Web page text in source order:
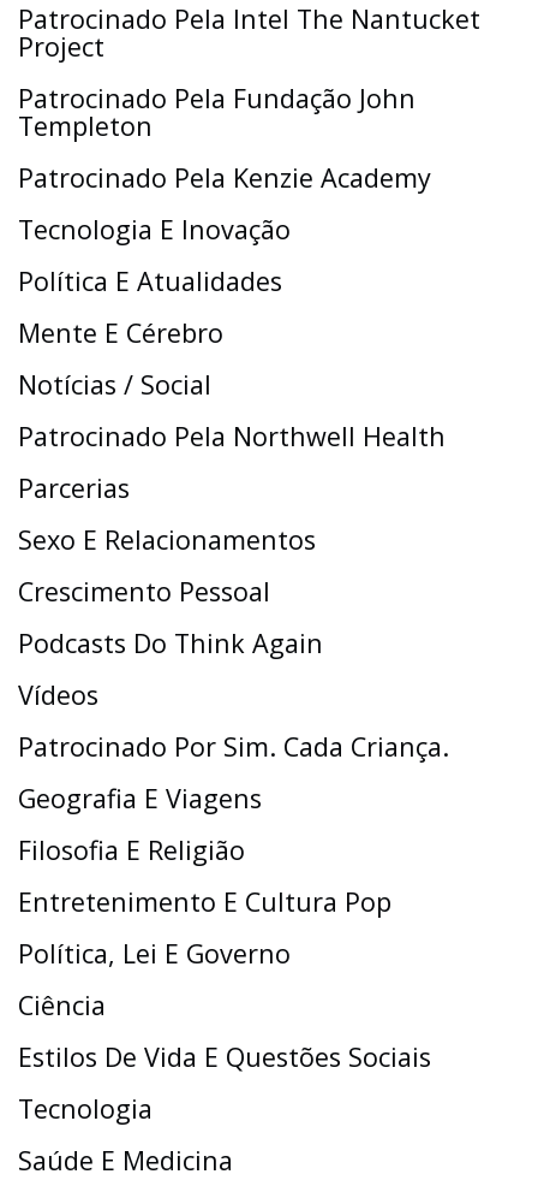
Patrocinado Pela Intel The Nantucket
Project
Patrocinado Pela Fundação John
Templeton
Patrocinado Pela Kenzie Academy
Tecnologia E Inovação
Política E Atualidades
Mente E Cérebro
Notícias / Social
Patrocinado Pela Northwell Health
Parcerias
Sexo E Relacionamentos
Crescimento Pessoal
Podcasts Do Think Again
Vídeos
Patrocinado Por Sim. Cada Criança.
Geografia E Viagens
Filosofia E Religião
Entretenimento E Cultura Pop
Política, Lei E Governo
Ciência
Estilos De Vida E Questões Sociais
Tecnologia
Saúde E Medicina